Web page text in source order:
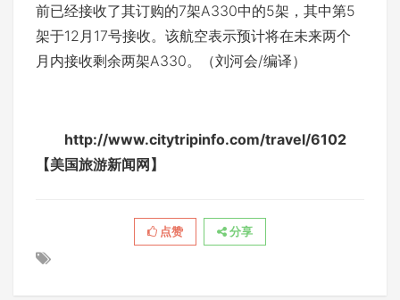
前已经接收了其订购的7架A330中的5架，其中第5
架于12月17号接收。该航空表示预计将在未来两个
月内接收剩余两架A330。（刘河会/编译）
http://www.citytripinfo.com/travel/6102
【美国旅游新闻网】
点赞 分享